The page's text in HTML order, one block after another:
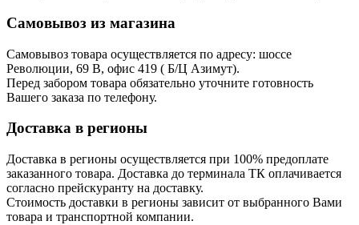
Самовывоз из магазина
Самовывоз товара осуществляется по адресу: шоссе
Революции, 69 В, офис 419 ( Б/Ц Азимут).
Перед забором товара обязательно уточните готовность
Вашего заказа по телефону.
Доставка в регионы
Доставка в регионы осуществляется при 100% предоплате
заказанного товара. Доставка до терминала ТК оплачивается
согласно прейскуранту на доставку.
Стоимость доставки в регионы зависит от выбранного Вами
товара и транспортной компании.